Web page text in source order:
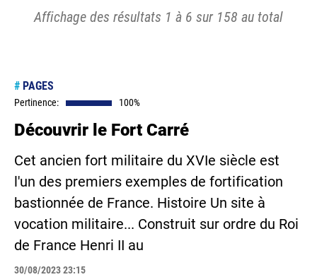
Affichage des résultats 1 à 6 sur 158 au total
# PAGES
Pertinence: 100%
Découvrir le Fort Carré
Cet ancien fort militaire du XVIe siècle est
l'un des premiers exemples de fortification
bastionnée de France. Histoire Un site à
vocation militaire... Construit sur ordre du Roi
de France Henri II au
30/08/2023 23:15